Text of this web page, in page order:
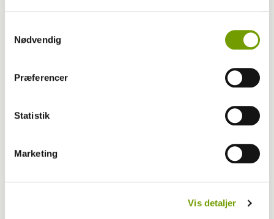
Nødvendig
Præferencer
Statistik
Marketing
Vis detaljer